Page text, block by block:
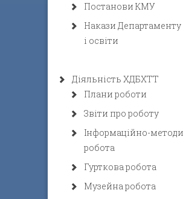
Постанови КМУ
Накази
і освіти
Діяльність ХДБХТТ
Плани роботи
Звіти про роботу
Інформаційно-
робота
Гурткова робота
Музейна робота